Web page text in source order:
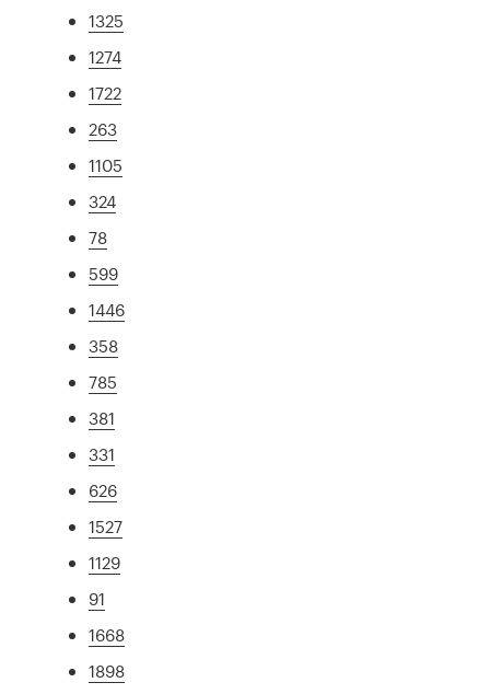
1325
1274
1722
263
1105
324
78
599
1446
358
785
381
331
626
1527
1129
91
1668
1898